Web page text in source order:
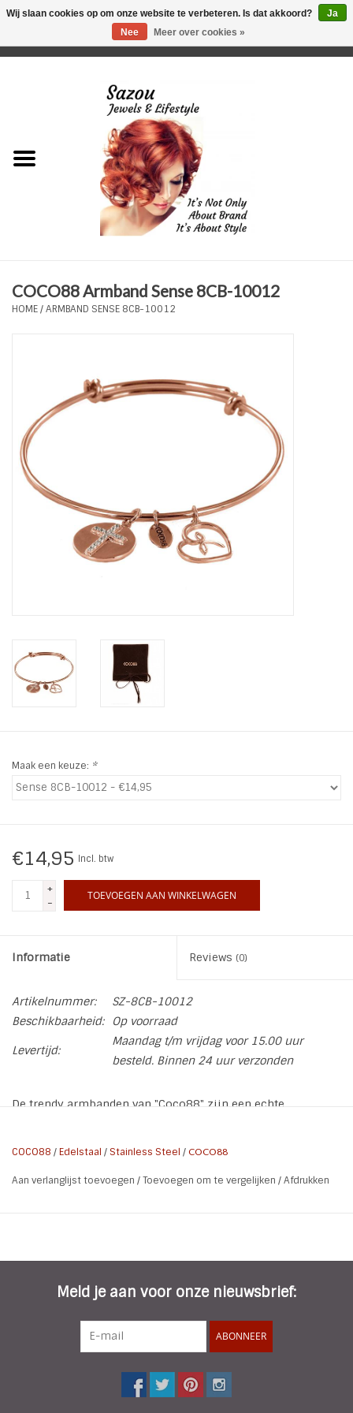
Just for Him
Plus Size Sieraden
Tassen en meer
Haaraccesoires
Zonnebrillen
ON THE BEACH
Ohlala Jewels
LIFESTYLE PRODUCTEN
SALE
COCO88 Armband Sense 8CB-10012
HOME/ARMBAND SENSE 8CB-10012
Maak een keuze: *
€14,95 Incl. btw
+
-
TOEVOEGEN AAN WINKELWAGEN
Informatie Reviews (0)
Artikelnummer:
SZ-8CB-10012
Beschikbaarheid:
Op voorraad
Levertijd:
Maandag t/m vrijdag voor 15.00 uur
besteld. Binnen 24 uur verzonden
De trendy armbanden van "Coco88" zijn een echte
Materiaal: Stainless Steel
Plating: Rose Gold
Maat: 63 mm
Steen Type: Zirconia
COCO88 /Edelstaal / Stainless Steel / COCO88
Aan verlanglijst toevoegen /Toevoegen om te vergelijken /Afdrukken
Meld je aan voor onze nieuwsbrief:
ABONNEER
Wij slaan cookies op om onze website te verbeteren. Is dat akkoord?
Ja
Nee
Meer over cookies »